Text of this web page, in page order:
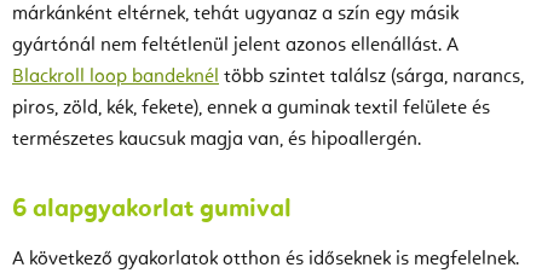
márkánként eltérnek, tehát ugyanaz a szín egy másik
gyártónál nem feltétlenül jelent azonos ellenállást. A
Blackroll loop bandeknél több szintet találsz (sárga, narancs,
piros, zöld, kék, fekete), ennek a guminak textil felülete és
természetes kaucsuk magja van, és hipoallergén.
6 alapgyakorlat gumival
A következő gyakorlatok otthon és időseknek is megfelelnek.